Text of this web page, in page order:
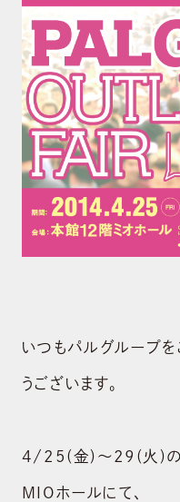
いつもパルグループ
うございます｡
4/25(金)～29(火)の
MIOホールにて、